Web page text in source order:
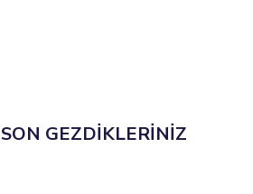
SON GEZDİKLERİNİZ